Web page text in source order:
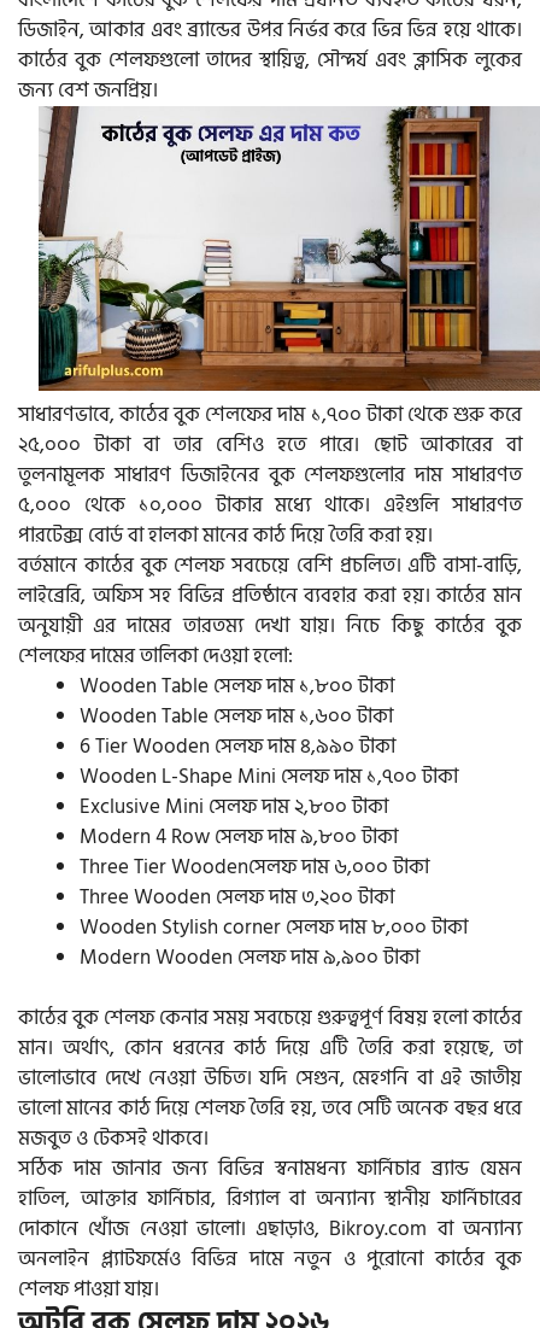
ডিজাইন, আকার এবং ব্র্যান্ডের উপর নির্ভর করে ভিন্ন ভিন্ন হয়ে থাকে।
কাঠের বুক শেলফগুলো তাদের স্থায়িত্ব, সৌন্দর্য এবং ক্লাসিক লুকের
জন্য বেশ জনপ্রিয়।
সাধারণভাবে, কাঠের বুক শেলফের দাম ১,৭০০ টাকা থেকে শুরু করে
২৫,০০০ টাকা বা তার বেশিও হতে পারে। ছোট আকারের বা
তুলনামূলক সাধারণ ডিজাইনের বুক শেলফগুলোর দাম সাধারণত
৫,০০০ থেকে ১০,০০০ টাকার মধ্যে থাকে। এইগুলি সাধারণত
পারটেক্স বোর্ড বা হালকা মানের কাঠ দিয়ে তৈরি করা হয়।
বর্তমানে কাঠের বুক শেলফ সবচেয়ে বেশি প্রচলিত। এটি বাসা-বাড়ি,
লাইব্রেরি, অফিস সহ বিভিন্ন প্রতিষ্ঠানে ব্যবহার করা হয়। কাঠের মান
অনুযায়ী এর দামের তারতম্য দেখা যায়। নিচে কিছু কাঠের বুক
শেলফের দামের তালিকা দেওয়া হলো:
Wooden Table সেলফ দাম ১,৮০০ টাকা
Wooden Table সেলফ দাম ১,৬০০ টাকা
6 Tier Wooden সেলফ দাম ৪,৯৯০ টাকা
Wooden L-Shape Mini সেলফ দাম ১,৭০০ টাকা
Exclusive Mini সেলফ দাম ২,৮০০ টাকা
Modern 4 Row সেলফ দাম ৯,৮০০ টাকা
Three Tier Woodenসেলফ দাম ৬,০০০ টাকা
Three Wooden সেলফ দাম ৩,২০০ টাকা
Wooden Stylish corner সেলফ দাম ৮,০০০ টাকা
Modern Wooden সেলফ দাম ৯,৯০০ টাকা
কাঠের বুক শেলফ কেনার সময় সবচেয়ে গুরুত্বপূর্ণ বিষয় হলো কাঠের
মান। অর্থাৎ, কোন ধরনের কাঠ দিয়ে এটি তৈরি করা হয়েছে, তা
ভালোভাবে দেখে নেওয়া উচিত। যদি সেগুন, মেহগনি বা এই জাতীয়
ভালো মানের কাঠ দিয়ে শেলফ তৈরি হয়, তবে সেটি অনেক বছর ধরে
মজবুত ও টেকসই থাকবে।
সঠিক দাম জানার জন্য বিভিন্ন স্বনামধন্য ফার্নিচার ব্র্যান্ড যেমন
হাতিল, আক্তার ফার্নিচার, রিগ্যাল বা অন্যান্য স্থানীয় ফার্নিচারের
দোকানে খোঁজ নেওয়া ভালো। এছাড়াও, Bikroy.com বা অন্যান্য
অনলাইন প্ল্যাটফর্মেও বিভিন্ন দামে নতুন ও পুরোনো কাঠের বুক
শেলফ পাওয়া যায়।